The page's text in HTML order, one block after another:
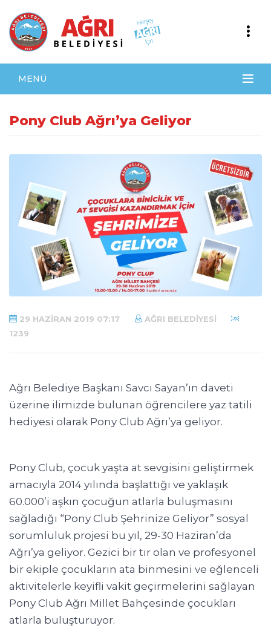
MENÜ
Pony Club Ağrı’ya Geliyor
29 HAZIRAN 2019 07:17
AĞRI BELEDIYESI
1239
Ağrı Belediye Başkanı Savcı Sayan’ın daveti
üzerine ilimizde bulunan öğrencilere yaz tatili
hediyesi olarak Pony Club Ağrı’ya geliyor.
Pony Club, çocuk yaşta at sevgisini geliştirmek
amacıyla 2014 yılında başlattığı ve yaklaşık
60.000’i aşkın çocuğun atlarla buluşmasını
sağladığı “Pony Club Şehrinize Geliyor” sosyal
sorumluluk projesi bu yıl, 29-30 Haziran’da
Ağrı’ya geliyor. Gezici bir tır olan ve profesyonel
bir ekiple çocukların ata binmesini ve eğlenceli
aktivitelerle keyifli vakit geçirmelerini sağlayan
Pony Club Ağrı Millet Bahçesinde çocukları
atlarla buluşturuyor.